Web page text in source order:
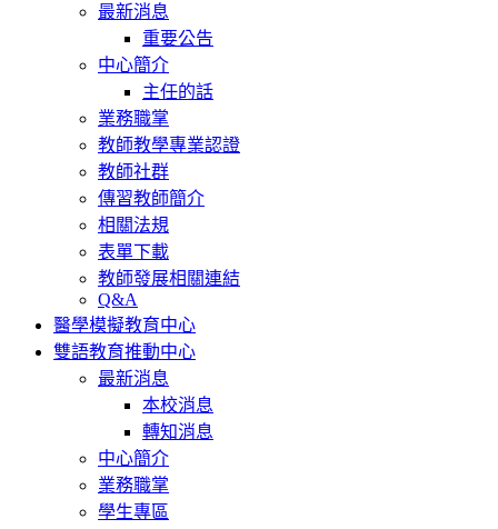
最新消息
重要公告
中心簡介
主任的話
業務職掌
教師教學專業認證
教師社群
傳習教師簡介
相關法規
表單下載
教師發展相關連結
Q&A
醫學模擬教育中心
雙語教育推動中心
最新消息
本校消息
轉知消息
中心簡介
業務職掌
學生專區